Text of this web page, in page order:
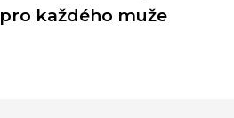
každého muže